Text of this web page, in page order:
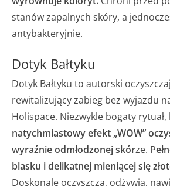
stanów zapalnych skóry, a
antybakteryjnie.
Dotyk Bałtyku
Dotyk Bałtyku to autorski
rewitalizujący zabieg bez wyjazdu
Holispace. Niezwykle bogaty
natychmiastowy efekt „WOW”
wyraźnie odmłodzonej skórze. P
blasku i delikatnej mieniącej się
Doskonale oczyszcza, odżywia,